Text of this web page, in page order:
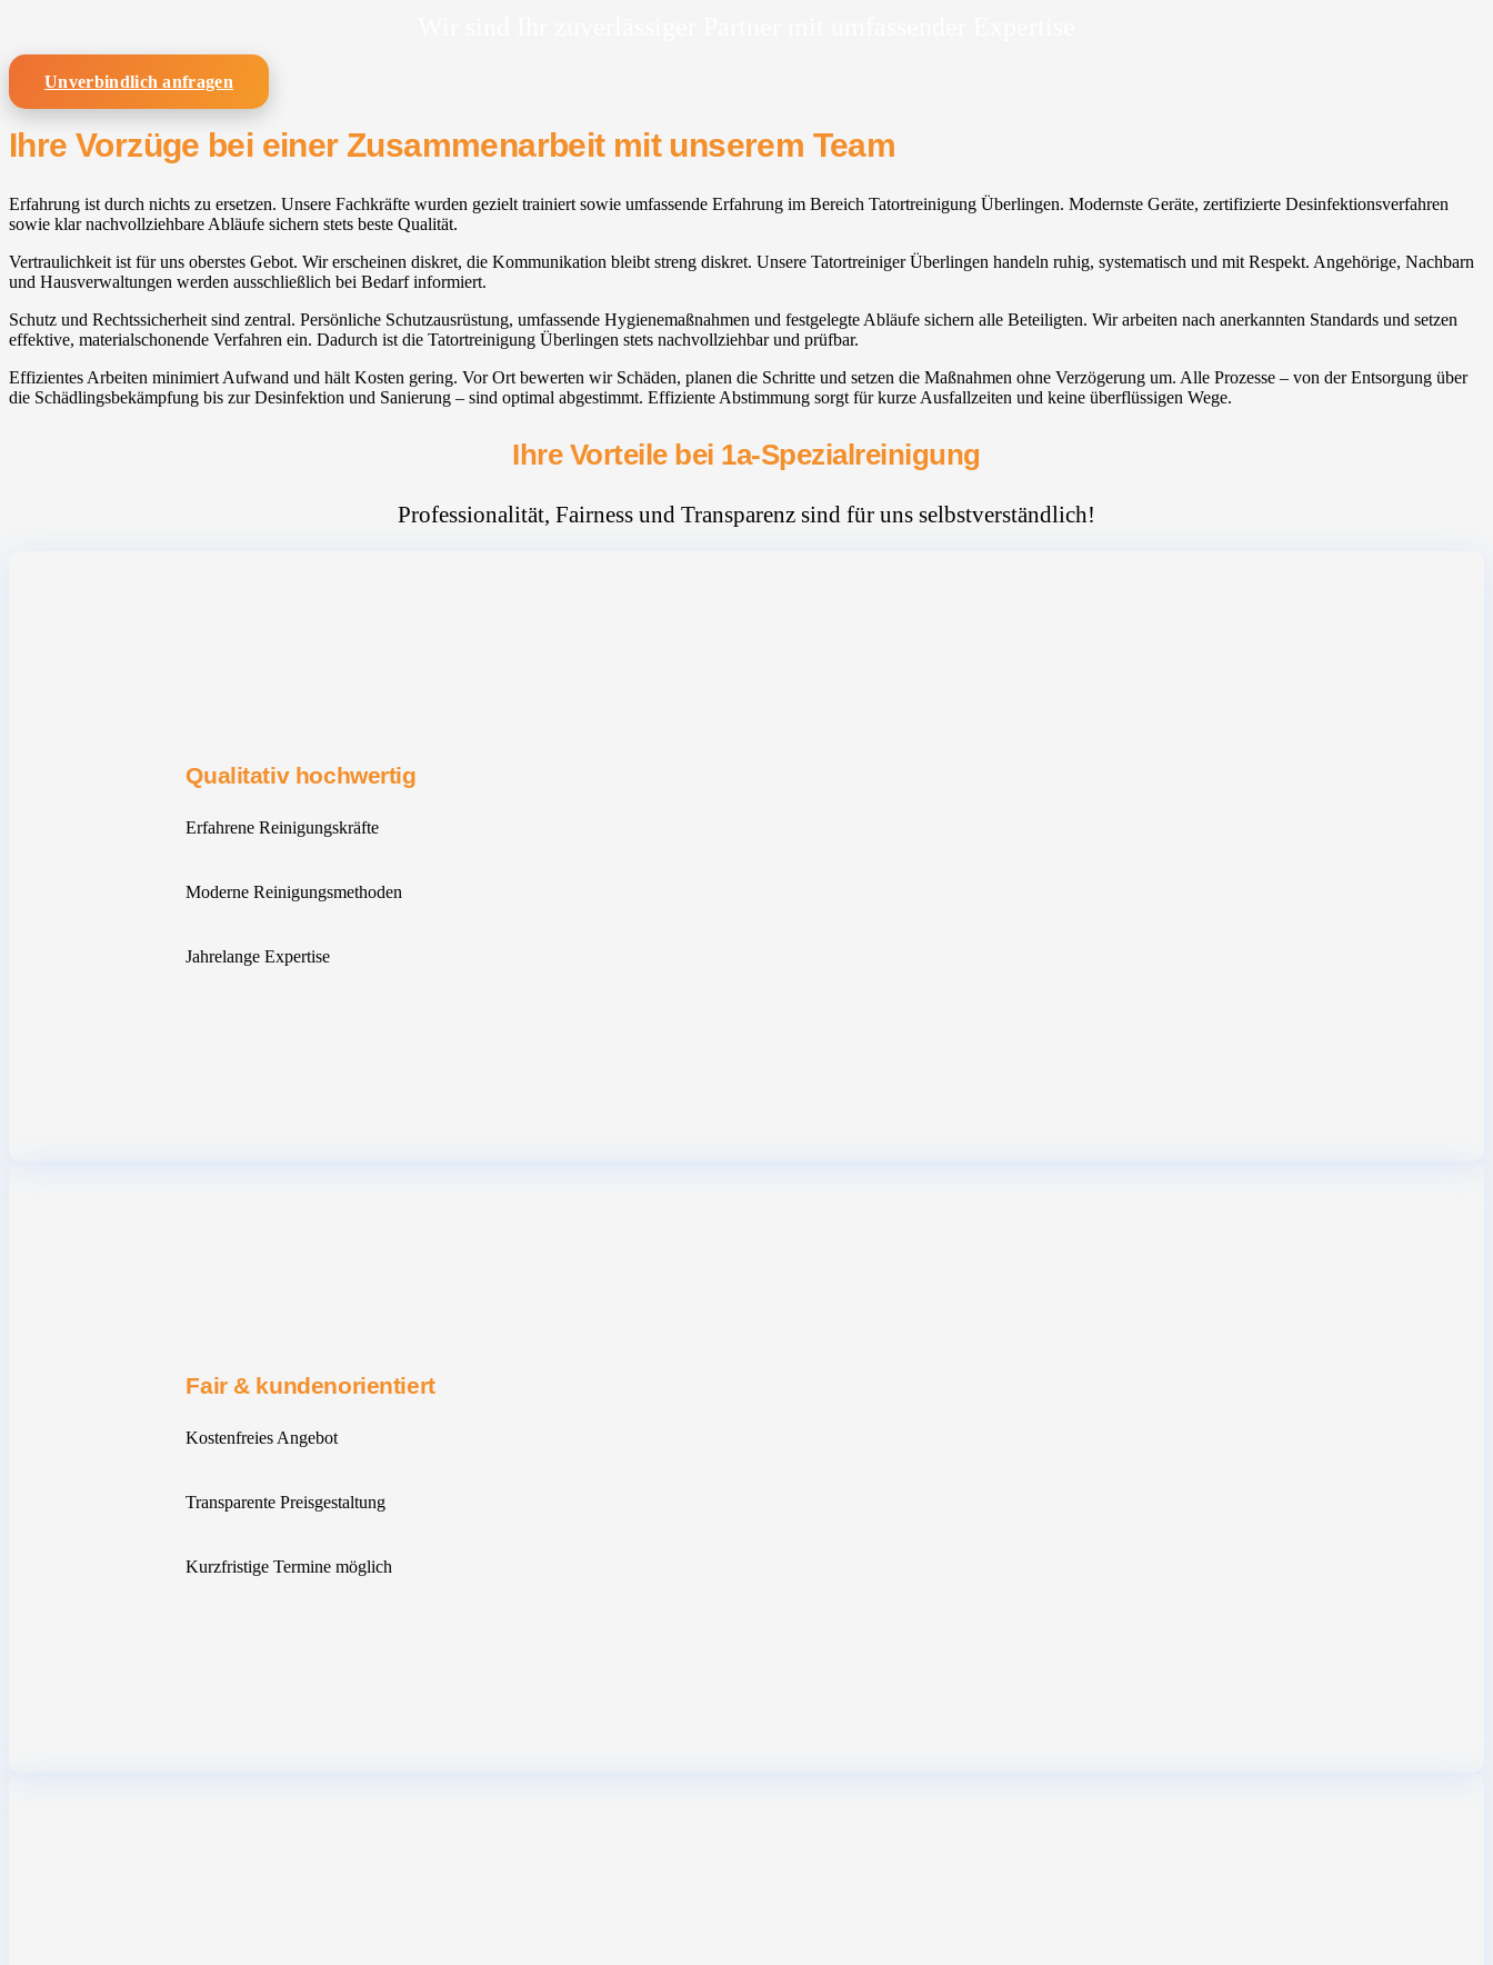
Unverbindlich anfragen
Ihre Vorzüge bei einer Zusammenarbeit mit unserem Team
Erfahrung ist durch nichts zu ersetzen. Unsere Fachkräfte wurden gezielt trainiert sowie umfassende Erfahrung im Bereich Tatortreinigung Überlingen. Modernste Geräte, zertifizierte Desinfektionsverfahren
sowie klar nachvollziehbare Abläufe sichern stets beste Qualität.
Vertraulichkeit ist für uns oberstes Gebot. Wir erscheinen diskret, die Kommunikation bleibt streng diskret. Unsere Tatortreiniger Überlingen handeln ruhig, systematisch und mit Respekt. Angehörige, Nachbarn
und Hausverwaltungen werden ausschließlich bei Bedarf informiert.
Schutz und Rechtssicherheit sind zentral. Persönliche Schutzausrüstung, umfassende Hygienemaßnahmen und festgelegte Abläufe sichern alle Beteiligten. Wir arbeiten nach anerkannten Standards und setzen
effektive, materialschonende Verfahren ein. Dadurch ist die Tatortreinigung Überlingen stets nachvollziehbar und prüfbar.
Effizientes Arbeiten minimiert Aufwand und hält Kosten gering. Vor Ort bewerten wir Schäden, planen die Schritte und setzen die Maßnahmen ohne Verzögerung um. Alle Prozesse – von der Entsorgung über
die Schädlingsbekämpfung bis zur Desinfektion und Sanierung – sind optimal abgestimmt. Effiziente Abstimmung sorgt für kurze Ausfallzeiten und keine überflüssigen Wege.
Ihre Vorteile bei 1a-Spezialreinigung
Professionalität, Fairness und Transparenz sind für uns selbstverständlich!
Qualitativ hochwertig
Erfahrene Reinigungskräfte
Moderne Reinigungsmethoden
Jahrelange Expertise
Fair & kundenorientiert
Kostenfreies Angebot
Transparente Preisgestaltung
Kurzfristige Termine möglich